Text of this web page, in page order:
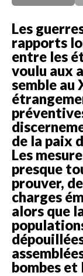
Les
rapports
entre les
voulu aux
semble au
de la paix
Les
presque
prouver,
charges
alors que
bombes et